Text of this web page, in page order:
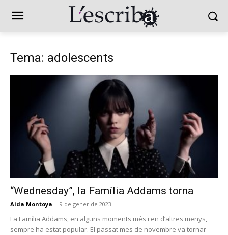
Tema: adolescents
“Wednesday”, la Família Addams torna
Aida Montoya - 9 de gener de 2023
La Família Addams, en alguns moments més i en d’altres menys,
sempre ha estat popular. El passat mes de novembre va tornar